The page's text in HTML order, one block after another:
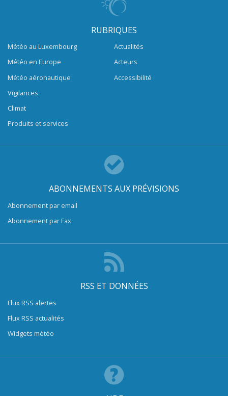
RUBRIQUES
Météo au Luxembourg
Météo en Europe
Météo aéronautique
Vigilances
Climat
Produits et services
Actualités
Acteurs
Accessibilité
ABONNEMENTS AUX PRÉVISIONS
Abonnement par email
Abonnement par Fax
RSS ET DONNÉES
Flux RSS alertes
Flux RSS actualités
Widgets météo